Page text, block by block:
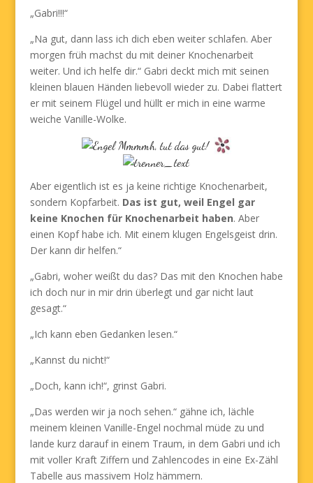
„Gabri!!!“
„Na gut, dann lass ich dich eben weiter schlafen. Aber
morgen früh machst du mit deiner Knochenarbeit
weiter. Und ich helfe dir.“ Gabri deckt mich mit seinen
kleinen blauen Händen liebevoll wieder zu. Dabei flattert
er mit seinem Flügel und hüllt er mich in eine warme
weiche Vanille-Wolke.
Mmmmh, tut das gut!
Aber eigentlich ist es ja keine richtige Knochenarbeit,
sondern Kopfarbeit. Das ist gut, weil Engel gar
keine Knochen für Knochenarbeit haben. Aber
einen Kopf habe ich. Mit einem klugen Engelsgeist drin.
Der kann dir helfen.“
„Gabri, woher weißt du das? Das mit den Knochen habe
ich doch nur in mir drin überlegt und gar nicht laut
gesagt.“
„Ich kann eben Gedanken lesen.“
„Kannst du nicht!“
„Doch, kann ich!“, grinst Gabri.
„Das werden wir ja noch sehen.“ gähne ich, lächle
meinem kleinen Vanille-Engel nochmal müde zu und
lande kurz darauf in einem Traum, in dem Gabri und ich
mit voller Kraft Ziffern und Zahlencodes in eine Ex-Zähl
Tabelle aus massivem Holz hämmern.